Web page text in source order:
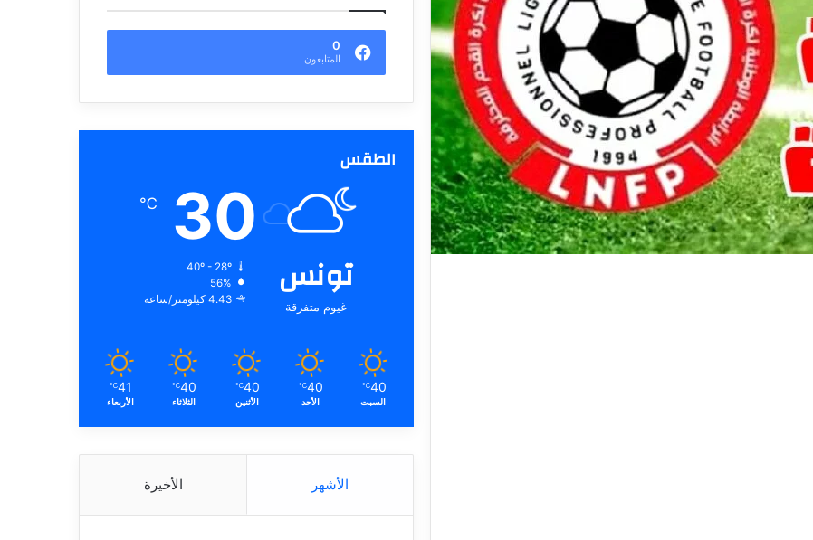
0
المتابعون
الطقس
تونس
غيوم متفرقة
30
℃
40º - 28º
56%
4.43 كيلومتر/ساعة
40
℃
السبت
40
℃
الأحد
40
℃
الأثنين
40
℃
الثلاثاء
41
℃
الأربعاء
الأشهر الأخيرة